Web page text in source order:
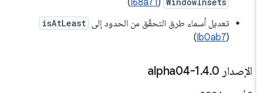
(
I68a71
)
تعديل أسماء طرق التحقّق من الحدود إلى isAtLeast
Ib0ab7
)
الإصدار 1 .4.0-alpha04